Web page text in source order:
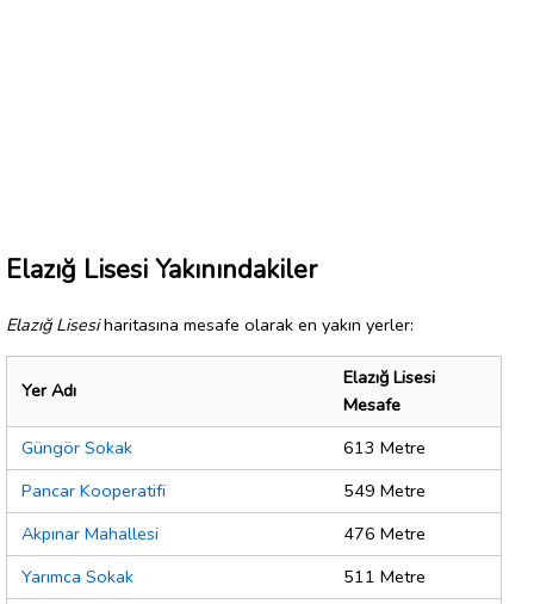
Elazığ Lisesi Yakınındakiler
Elazığ Lisesiharitasına mesafe olarak en yakın yerler:
Yer Adı
Elazığ Lisesi
Mesafe
Güngör Sokak
613 Metre
Pancar Kooperatifi
549 Metre
Akpınar Mahallesi
476 Metre
Yarımca Sokak
511 Metre